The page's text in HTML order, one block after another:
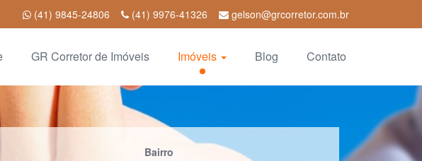
(41) 9845-24806 (41) 9976-41326 gelson@grcorretor.com.br
GR Corretor de Imóveis Imóveis Blog Contato
Bairro